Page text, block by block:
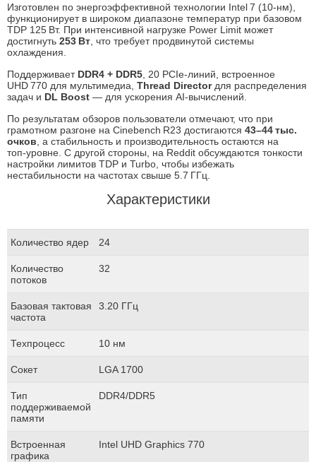
Изготовлен по энергоэффективной технологии Intel 7 (10‑нм),
функционирует в широком диапазоне температур при базовом
TDP 125 Вт. При интенсивной нагрузке Power Limit может
достигнуть 253 Вт , что требует продвинутой системы
охлаждения.
Поддерживает DDR4 + DDR5 , 20 PCIe‑линий, встроенное
UHD 770 для мультимедиа, Thread Directorдля распределения
задач и DL Boost — для ускорения AI‑вычислений.
По результатам обзоров пользователи отмечают, что при
грамотном разгоне на Cinebench R23 достигаются 43–44 тыс.
очков , а стабильность и производительность остаются на
топ‑уровне С другой стороны, на Reddit обсуждаются тонкости
настройки лимитов TDP и Turbo, чтобы избежать
нестабильности на частотах свыше 5.7 ГГц.
Характеристики
Количество ядер 24
Количество
потоков
32
Базовая тактовая
частота
3.20 ГГц
Техпроцесс 10 нм
Сокет LGA 1700
Тип
поддерживаемой
памяти
DDR4/DDR5
Встроенная
графика
Intel UHD Graphics 770